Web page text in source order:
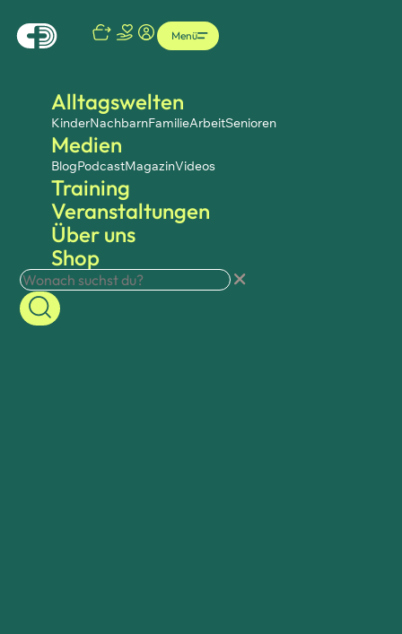
Alltagswelten
KinderNachbarnFamilieArbeitSenioren
Medien
BlogPodcastMagazinVideos
Training
Veranstaltungen
Über uns
Shop
Menü